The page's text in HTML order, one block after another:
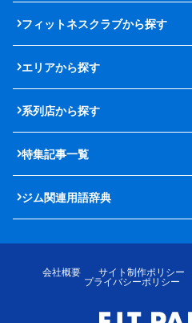
フィットネスクラブから探す
エリアから探す
系列店から探す
特集記事一覧
ジム関連用語辞典
会社概要 サイト制作ポリシー
プライバシーポリシー